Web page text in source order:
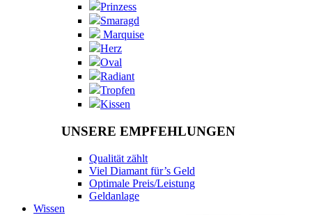
Prinzess
Smaragd
Marquise
Herz
Oval
Radiant
Tropfen
Kissen
UNSERE EMPFEHLUNGEN
Qualität zählt
Viel Diamant für’s Geld
Optimale Preis/Leistung
Geldanlage
Wissen